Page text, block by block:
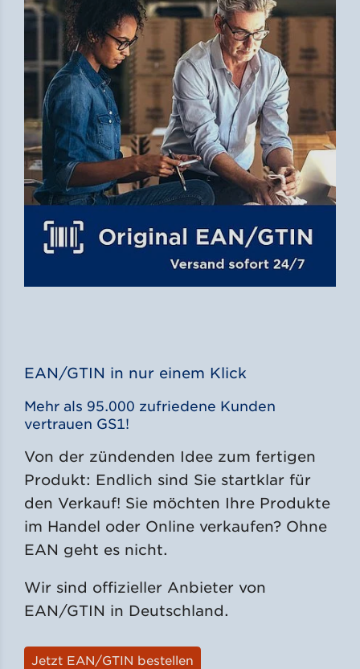
EAN/GTIN in nur einem Klick
Mehr als 95.000 zufriedene Kunden
vertrauen GS1!
Von der zündenden Idee zum fertigen
Produkt: Endlich sind Sie startklar für
den Verkauf! Sie möchten Ihre Produkte
im Handel oder Online verkaufen? Ohne
EAN geht es nicht.
Wir sind offizieller Anbieter von
EAN/GTIN in Deutschland.
Jetzt EAN/GTIN bestellen